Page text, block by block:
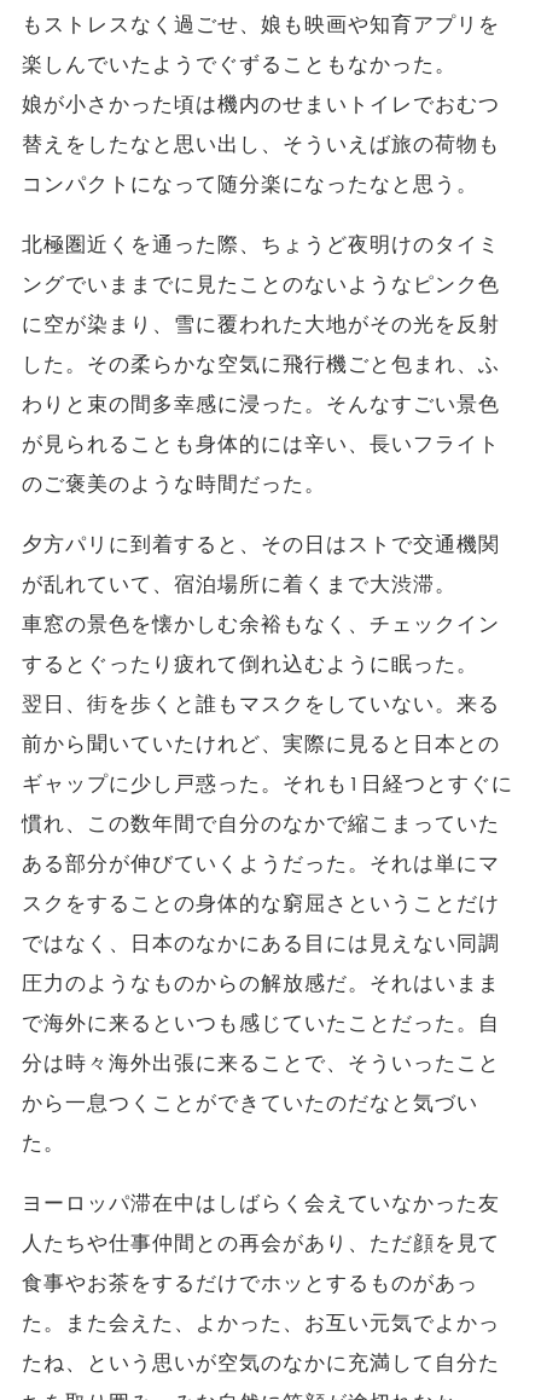
もストレスなく過ごせ、娘も映画や知育アプリを
楽しんでいたようでぐずることもなかった。
娘が小さかった頃は機内のせまいトイレでおむつ
替えをしたなと思い出し、そういえば旅の荷物も
コンパクトになって随分楽になったなと思う。
北極圏近くを通った際、ちょうど夜明けのタイミ
ングでいままでに見たことのないようなピンク色
に空が染まり、雪に覆われた大地がその光を反射
した。その柔らかな空気に飛行機ごと包まれ、ふ
わりと束の間多幸感に浸った。そんなすごい景色
が見られることも身体的には辛い、長いフライト
のご褒美のような時間だった。
夕方パリに到着すると、その日はストで交通機関
が乱れていて、宿泊場所に着くまで大渋滞。
車窓の景色を懐かしむ余裕もなく、チェックイン
するとぐったり疲れて倒れ込むように眠った。
翌日、街を歩くと誰もマスクをしていない。来る
前から聞いていたけれど、実際に見ると日本との
ギャップに少し戸惑った。それも1日経つとすぐに
慣れ、この数年間で自分のなかで縮こまっていた
ある部分が伸びていくようだった。それは単にマ
スクをすることの身体的な窮屈さということだけ
ではなく、日本のなかにある目には見えない同調
圧力のようなものからの解放感だ。それはいまま
で海外に来るといつも感じていたことだった。自
分は時々海外出張に来ることで、そういったこと
から一息つくことができていたのだなと気づい
た。
ヨーロッパ滞在中はしばらく会えていなかった友
人たちや仕事仲間との再会があり、ただ顔を見て
食事やお茶をするだけでホッとするものがあっ
た。また会えた、よかった、お互い元気でよかっ
たね、という思いが空気のなかに充満して自分た